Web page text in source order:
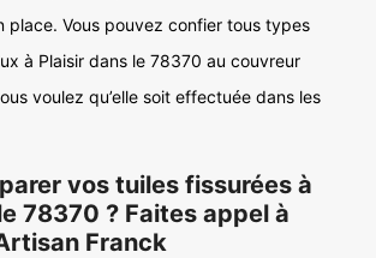
place. Vous pouvez confier tous types
à Plaisir dans le 78370 au couvreur
voulez qu’elle soit effectuée dans les
vos tuiles fissurées à
78370 ? Faites appel à
Franck